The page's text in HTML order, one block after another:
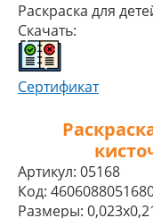
Раскраска для
Скачать:
Сертификат
Артикул: 05168
Код:
Размеры: